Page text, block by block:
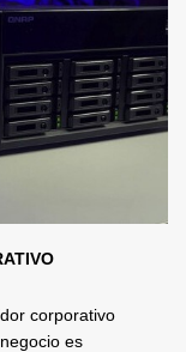
corporativo
es